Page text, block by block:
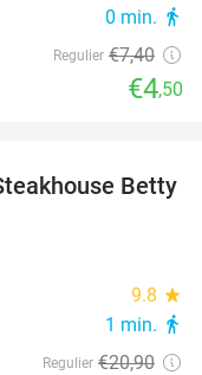
0 min. directions_walk
Regulier €7,40
€4,50
40%
Betty
9.8 star
1 min. directions_walk
Regulier €20,90